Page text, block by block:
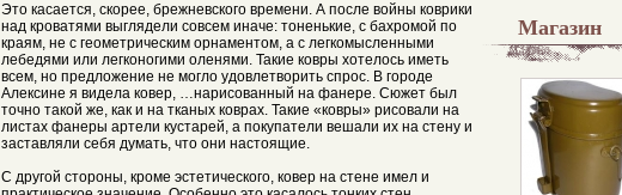
Это касается, скорее, брежневского времени. А после войны коврики
над кроватями выглядели совсем иначе: тоненькие, с бахромой по
краям, не с геометрическим орнаментом, а с легкомысленными
лебедями или легконогими оленями. Такие ковры хотелось иметь
всем, но предложение не могло удовлетворить спрос. В городе
Алексине я видела ковер, …нарисованный на фанере. Сюжет был
точно такой же, как и на тканых коврах. Такие «ковры» рисовали на
листах фанеры артели кустарей, а покупатели вешали их на стену и
заставляли себя думать, что они настоящие.
С другой стороны, кроме эстетического, ковер на стене имел и
Магазин